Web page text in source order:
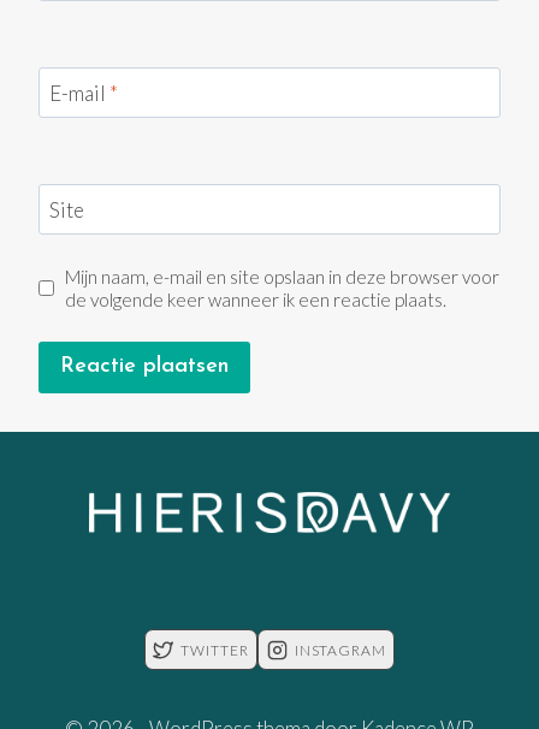
E-mail *
Site
Mijn naam, e-mail en site opslaan in deze browser voor
de volgende keer wanneer ik een reactie plaats.
TWITTER INSTAGRAM